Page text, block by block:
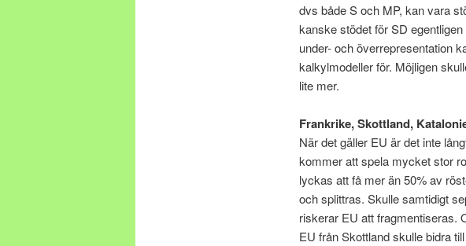
dvs både S och MP, kan vara
kanske stödet för SD
under- och överrepresentation
kalkylmodeller för. Möjligen
lite mer.
Frankrike, Skottland,
När det gäller EU är det inte
kommer att spela mycket stor
lyckas att få mer än 50% av
och splittras. Skulle samtidigt
riskerar EU att fragmentiseras.
EU från Skottland skulle bidra